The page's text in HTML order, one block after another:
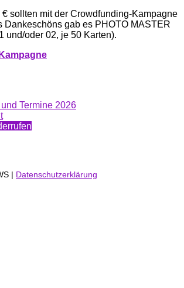
€ sollten mit der Crowdfunding-Kampagne
Dankeschöns gab es PHOTO MASTER
und/oder 02, je 50 Karten).
Termine 2026
| Datenschutzerklärung